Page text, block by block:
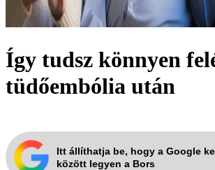
Így tudsz könnyen
tüdőembólia után
Itt állíthatja be, hogy a Google
között legyen a Bors